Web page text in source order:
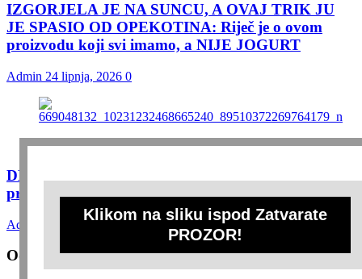
IZGORJELA JE NA SUNCU, A OVAJ TRIK JU
JE SPASIO OD OPEKOTINA: Riječ je o ovom
proizvodu koji svi imamo, a NIJE JOGURT
Admin 24 lipnja, 2026 0
Uncategorized
DESERT U ČAŠI ZA 5 MINUTA: Ovaj desert
pravim svaki puta kada mi dolaze gosti…
Admin 16 lipnja, 20260
Odgovori
Klikom na sliku ispod Zatvarate
PROZOR!